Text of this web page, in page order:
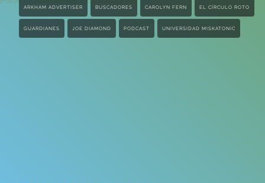
ARKHAM ADVERTISER BUSCADORES CAROLYN FERN EL CÍRCULO ROTO
GUARDIANES JOE DIAMOND PODCAST UNIVERSIDAD MISKATONIC